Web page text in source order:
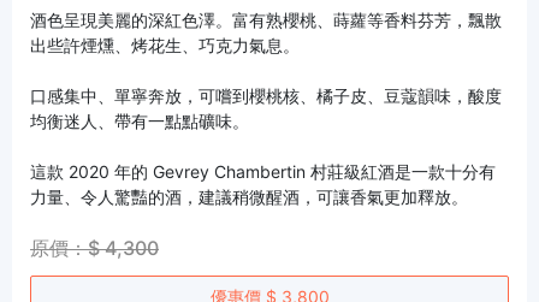
酒色呈現美麗的深紅色澤。富有熟櫻桃、蒔蘿等香料芬芳，飄散
出些許煙燻、烤花生、巧克力氣息。
口感集中、單寧奔放，可嚐到櫻桃核、橘子皮、豆蔻韻味，酸度
均衡迷人、帶有一點點礦味。
這款 2020 年的 Gevrey Chambertin 村莊級紅酒是一款十分有
力量、令人驚豔的酒，建議稍微醒酒，可讓香氣更加釋放。
原價：$ 4,300
優惠價 $ 3,800